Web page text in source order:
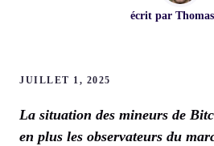
écrit par Thomas
JUILLET 1, 2025
La situation des mineurs de
en plus les observateurs du